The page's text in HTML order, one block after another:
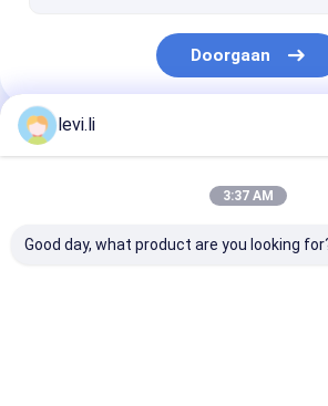
HDPE Slag het Vormen Machine
aangepaste kunststof spuitgieten
Doorgaan
Onze Categorieën
levi.li
3:37 AM
Good day, what product are you looking